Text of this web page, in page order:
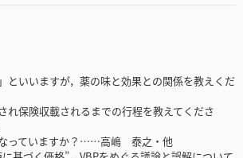
といいますが，薬の味と効果との関係を教えくだ
れ保険収載されるまでの行程を教えてくださ
っていますか？……高嶋 泰之・他